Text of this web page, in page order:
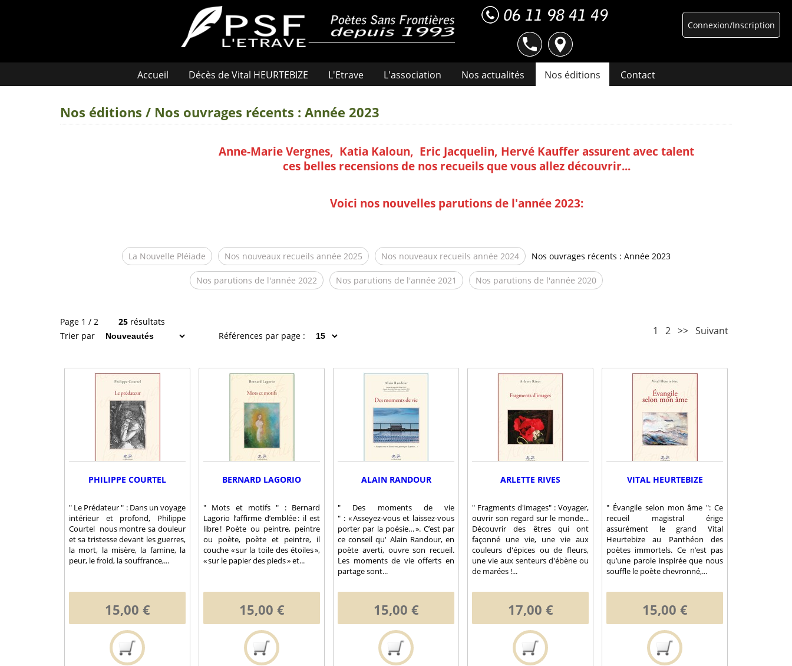
Connexion/Inscription
Accueil Décès de Vital HEURTEBIZE L'Etrave L'association Nos actualités Nos éditions Contact
Nos éditions / Nos ouvrages récents : Année 2023
Anne-Marie Vergnes, Katia Kaloun, Eric Jacquelin, Hervé Kauffer assurent avec talent
ces belles recensions de nos recueils que vous allez découvrir...
Voici nos nouvelles parutions de l'année 2023:
La Nouvelle Pléiade Nos nouveaux recueils année 2025 Nos nouveaux recueils année 2024 Nos ouvrages récents : Année 2023
Nos parutions de l'année 2022 Nos parutions de l'année 2021 Nos parutions de l'année 2020
Page 1 / 2 25 résultats
Trier par
Références par page : 1 2 >> Suivant
PHILIPPE COURTEL
" Le Prédateur " : Dans un voyage
intérieur et profond, Philippe
Courtel nous montre sa douleur
et sa tristesse devant les guerres,
la mort, la misère, la famine, la
peur, le froid, la souffrance,...
15,00 €
BERNARD LAGORIO
" Mots et motifs " : Bernard
Lagorio l’affirme d’emblée : il est
libre ! Poète ou peintre, peintre
ou poète, poète et peintre, il
couche « sur la toile des étoiles »,
« sur le papier des pieds » et...
15,00 €
ALAIN RANDOUR
" Des moments de vie
" : « Asseyez-vous et laissez-vous
porter par la poésie… ». C’est par
ce conseil qu' Alain Randour, en
poète averti, ouvre son recueil.
Les moments de vie offerts en
partage sont...
15,00 €
ARLETTE RIVES
" Fragments d'images" : Voyager,
ouvrir son regard sur le monde...
Découvrir des êtres qui ont
façonné une vie, une vie aux
couleurs d'épices ou de fleurs,
une vie aux senteurs d'ébène ou
de marées !...
17,00 €
VITAL HEURTEBIZE
" Évangile selon mon âme ": Ce
recueil magistral érige
assurément le grand Vital
Heurtebize au Panthéon des
poètes immortels. Ce n’est pas
qu’une parole inspirée que nous
souffle le poète chevronné,...
15,00 €